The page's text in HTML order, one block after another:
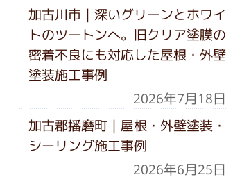
加古川市｜深いグリーンとホワイ
トのツートンへ。旧クリア塗膜の
密着不良にも対応した屋根・外壁
塗装施工事例
2026年7月18日
加古郡播磨町｜屋根・外壁塗装・
シーリング施工事例
2026年6月25日